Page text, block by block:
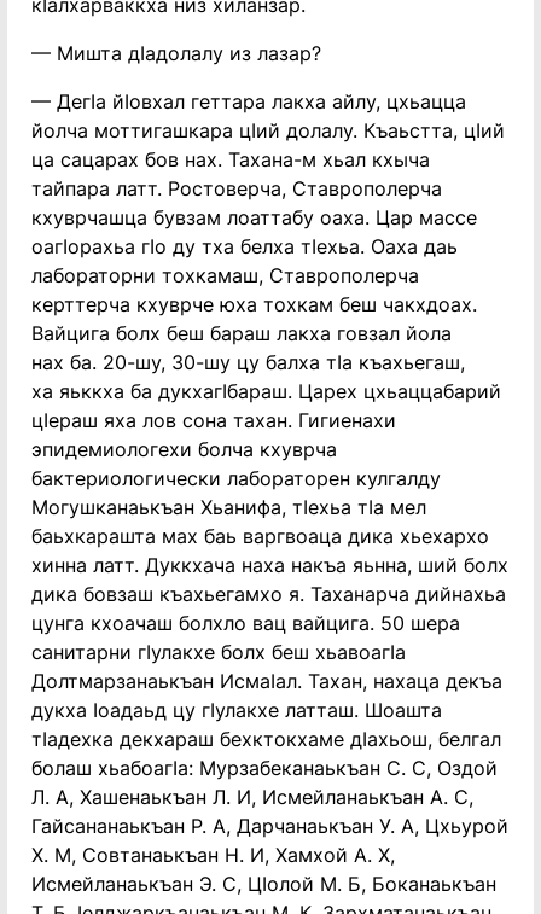
кIалхарваккха низ хиланзар.
— Мишта дIадолалу из лазар?
— ДегIа йIовхал геттара лакха айлу, цхьацца
йолча моттигашкара цIий долалу. Къаьстта, цIий
ца сацарах бов нах. Тахана-м хьал кхыча
тайпара латт. Ростоверча, Ставрополерча
кхуврчашца бувзам лоаттабу оаха. Цар массе
оагIорахьа гIо ду тха белха тIехьа. Оаха даь
лабораторни тохкамаш, Ставрополерча
керттерча кхуврче юха тохкам беш чакхдоах.
Вайцига болх беш бараш лакха говзал йола
нах ба. 20-шу, 30-шу цу балха тIа къахьегаш,
ха яьккха ба дукхагIбараш. Царех цхьаццабарий
цIераш яха лов сона тахан. Гигиенахи
эпидемиологехи болча кхуврча
бактериологически лабораторен кулгалду
Могушканаькъан Хьанифа, тIехьа тIа мел
баьхкарашта мах баь варгвоаца дика хьехархо
хинна латт. Дуккхача наха накъа яьнна, ший болх
дика бовзаш къахьегамхо я. Таханарча дийнахьа
цунга кхоачаш болхло вац вайцига. 50 шера
санитарни гIулакхе болх беш хьавоагIа
Долтмарзанаькъан ИсмаIал. Тахан, нахаца декъа
дукха Iоадаьд цу гIулакхе латташ. Шоашта
тIадехка декхараш бехктокхаме дIахьош, белгал
болаш хьабоагIа: Мурзабеканаькъан С. С, Оздой
Л. А, Хашенаькъан Л. И, Исмейланаькъан А. С,
Гайсананаькъан Р. А, Дарчанаькъан У. А, Цхьурой
Х. М, Совтанаькъан Н. И, Хамхой А. Х,
Исмейланаькъан Э. С, ЦIолой М. Б, Боканаькъан